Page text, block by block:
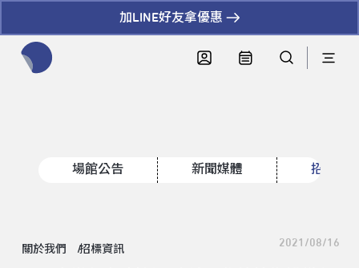
加LINE好友拿優惠
場館公告 新聞媒體 招標資
關於我們 招標資訊
2021/08/16